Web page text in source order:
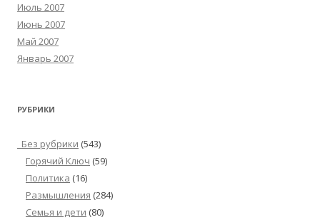
Июль 2007
Июнь 2007
Май 2007
Январь 2007
РУБРИКИ
_Без рубрики (543)
Горячий Ключ (59)
Политика (16)
Размышления (284)
Семья и дети (80)